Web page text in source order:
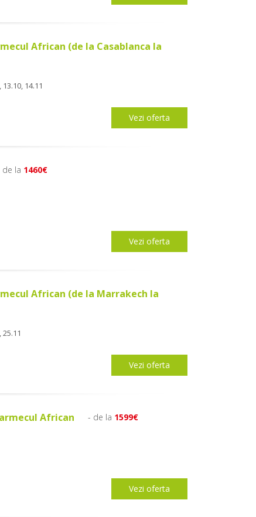
African (de la Casablanca la
14.11
Vezi oferta
de la 1460€
Vezi oferta
African (de la Marrakech la
Vezi oferta
African - de la 1599€
Vezi oferta